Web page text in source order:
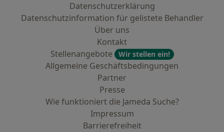
Datenschutzerklärung
Datenschutzinformation für gelistete Behandler
Über uns
Kontakt
Stellenangebote
Wir stellen ein!
Allgemeine Geschäftsbedingungen
Partner
Presse
Wie funktioniert die Jameda Suche?
Impressum
Barrierefreiheit